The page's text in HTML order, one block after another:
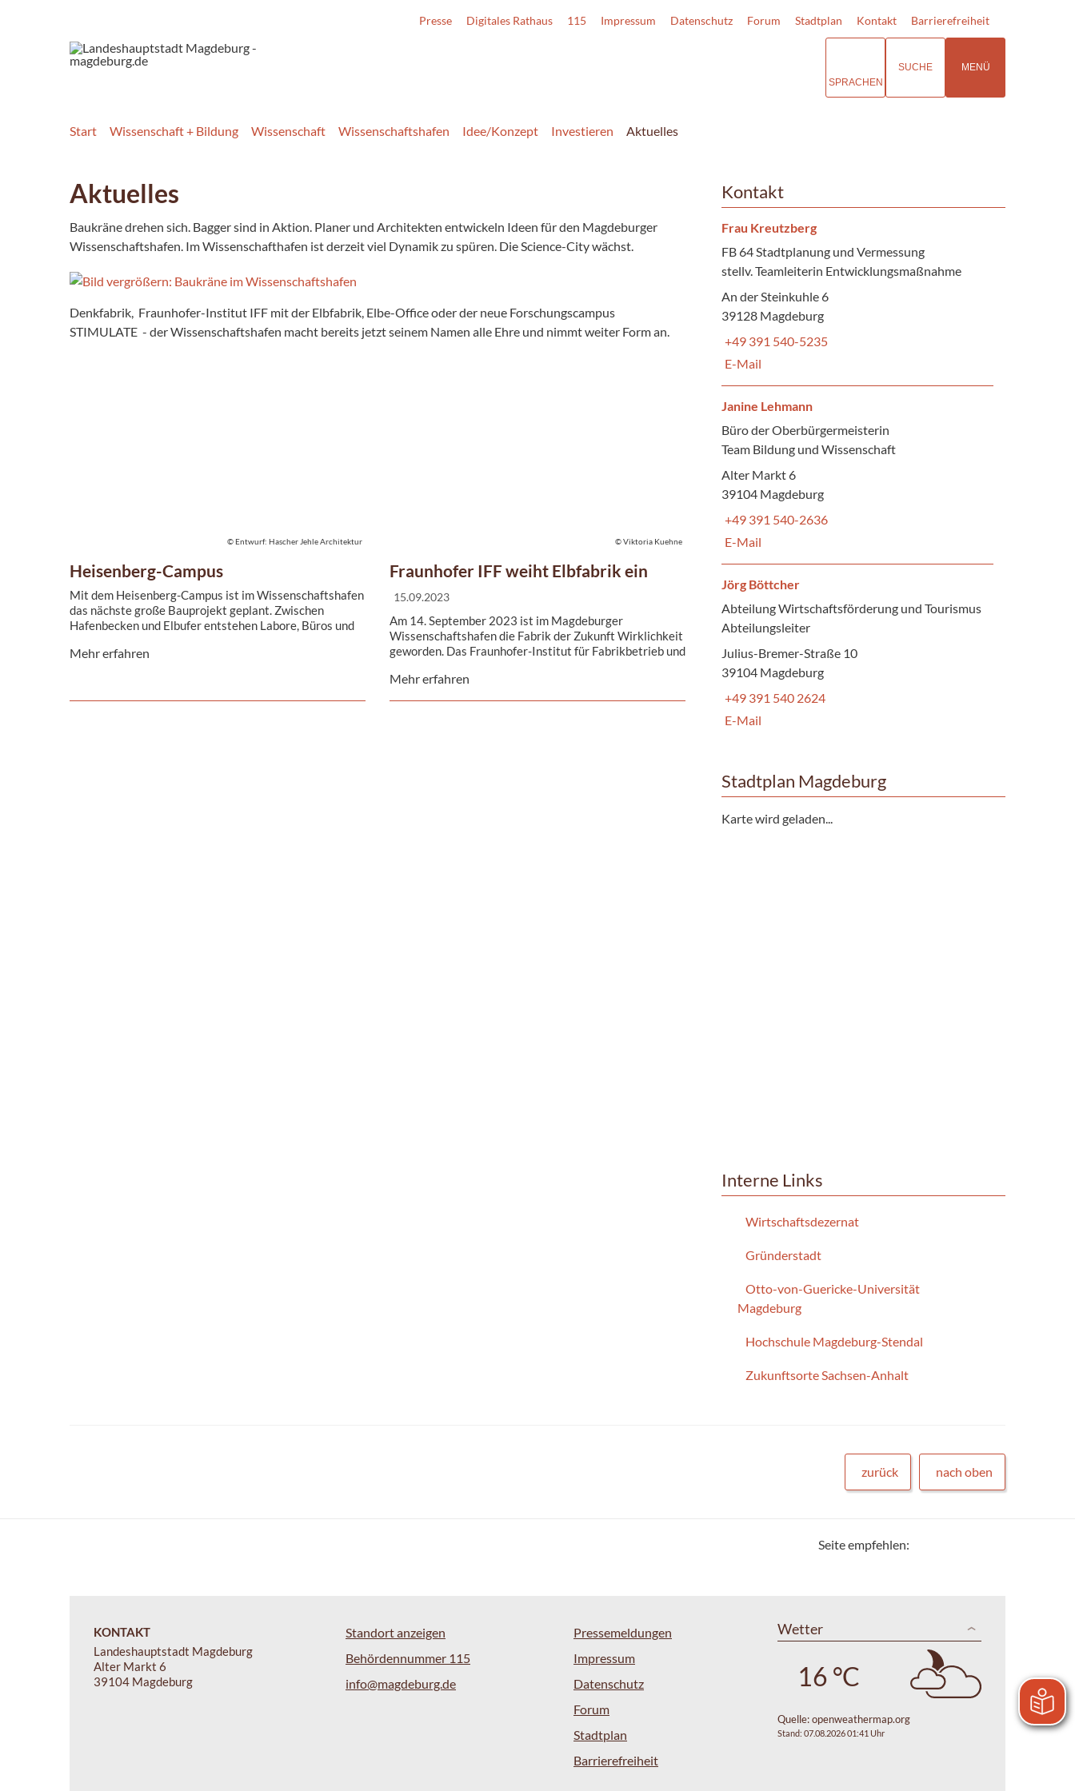
Presse Digitales Rathaus 115 Impressum Datenschutz Forum Stadtplan Kontakt Barrierefreiheit
SPRACHEN
SUCHE MENÜ
Start Wissenschaft + Bildung Wissenschaft Wissenschaftshafen Idee/Konzept Investieren Aktuelles
Aktuelles
Baukräne drehen sich. Bagger sind in Aktion. Planer und Architekten entwickeln Ideen für den Magdeburger
Wissenschaftshafen. Im Wissenschafthafen ist derzeit viel Dynamik zu spüren. Die Science-City wächst.
Denkfabrik, Fraunhofer-Institut IFF mit der Elbfabrik, Elbe-Office oder der neue Forschungscampus
STIMULATE - der Wissenschaftshafen macht bereits jetzt seinem Namen alle Ehre und nimmt weiter Form an.
Heisenberg-Campus
Mit dem Heisenberg-Campus ist im Wissenschaftshafen
das nächste große Bauprojekt geplant. Zwischen
Hafenbecken und Elbufer entstehen Labore, Büros und
Mehr erfahren
© Entwurf: Hascher Jehle Architektur
Fraunhofer IFF weiht Elbfabrik ein
15.09.2023
Am 14. September 2023 ist im Magdeburger
Wissenschaftshafen die Fabrik der Zukunft Wirklichkeit
geworden. Das Fraunhofer-Institut für Fabrikbetrieb und
Mehr erfahren
© Viktoria Kuehne
Kontakt
Frau Kreutzberg
FB 64 Stadtplanung und Vermessung
stellv. Teamleiterin Entwicklungsmaßnahme
An der Steinkuhle 6
39128 Magdeburg
+49 391 540-5235
E-Mail
Janine Lehmann
Büro der Oberbürgermeisterin
Team Bildung und Wissenschaft
Alter Markt 6
39104 Magdeburg
+49 391 540-2636
E-Mail
Jörg Böttcher
Abteilung Wirtschaftsförderung und Tourismus
Abteilungsleiter
Julius-Bremer-Straße 10
39104 Magdeburg
+49 391 540 2624
E-Mail
Stadtplan Magdeburg
Karte wird geladen...
Interne Links
Wirtschaftsdezernat
Gründerstadt
Otto-von-Guericke-Universität
Magdeburg
Hochschule Magdeburg-Stendal
Zukunftsorte Sachsen-Anhalt
zurück nach oben
Seite empfehlen:
KONTAKT
Landeshauptstadt Magdeburg
Alter Markt 6
39104 Magdeburg
Standort anzeigen
Behördennummer 115
info@magdeburg.de
Pressemeldungen
Impressum
Datenschutz
Forum
Stadtplan
Barrierefreiheit
Wetter
16 °C
Quelle:openweathermap.org
Stand: 07.08.2026 01:41 Uhr